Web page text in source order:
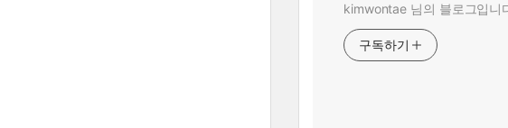
kimwontae 님의 블로그입니
구독하기